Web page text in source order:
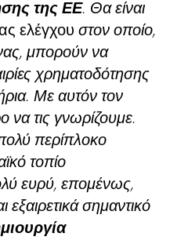
της ΕΕ. Θα είναι
ελέγχου στον οποίο,
μπορούν να
χρηματοδότησης
Με αυτόν τον
να τις γνωρίζουμε.
περίπλοκο
τοπίο
ευρύ, επομένως,
σημαντικό